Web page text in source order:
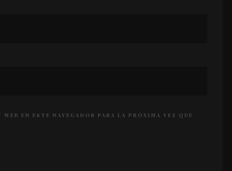
EN ESTE NAVEGADOR PARA LA PRÓXIMA VEZ QUE